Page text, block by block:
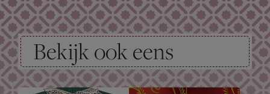
Bekijk ook eens